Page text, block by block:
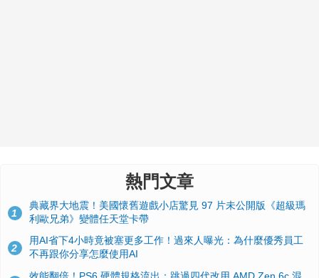
熱門文章
1
典藏界大地震！美國懷舊遊戲小店驚見 97 片未公開版《超級瑪
利歐兄弟》變體任天堂卡帶
2
用AI省下4小時竟被塞更多工作！過來人曝光：為什麼優秀員工
不再跟你分享怎麼使用AI
效能翻倍！PS6 硬體規格流出：跳過四代改用 AMD Zen 6c 混